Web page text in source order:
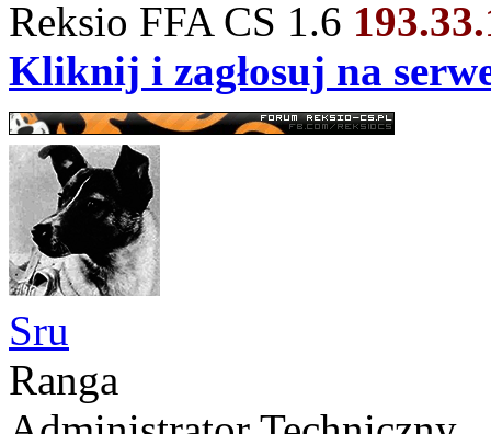
Reksio FFA CS 1.6
Kliknij i zagłosuj na
Sru
Ranga